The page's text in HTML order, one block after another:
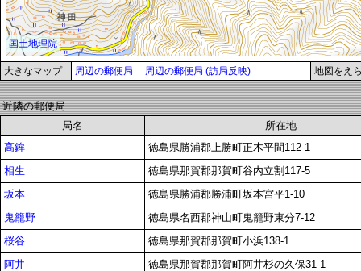
大きなマップ 周辺の郵便局 周辺の郵便局 (訪局反映) 地図をえ
近隣の郵便局
局名
所在地
高鉾
徳島県勝浦郡上勝町正木平間112-1
相生
徳島県那賀郡那賀町谷内立割117-5
坂本
徳島県勝浦郡勝浦町坂本宮平1-10
鬼籠野
徳島県名西郡神山町鬼籠野東分7-12
桜谷
徳島県那賀郡那賀町小浜138-1
阿井
徳島県那賀郡那賀町阿井杉の久保31-1